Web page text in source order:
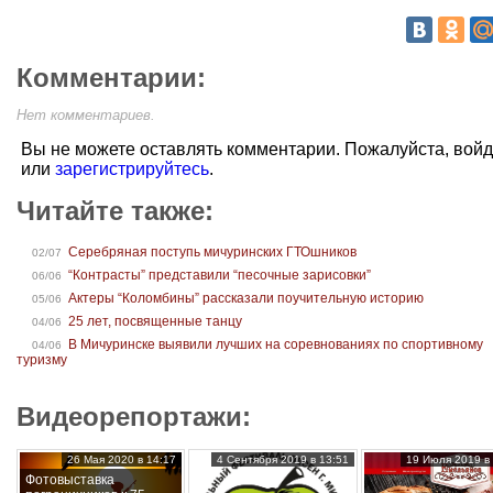
Комментарии:
Нет комментариев.
Вы не можете оставлять комментарии. Пожалуйста,
или зарегистрируйтесь.
Читайте также:
02/07 Серебряная поступь мичуринских ГТОшников
06/06 “Контрасты” представили “песочные зарисовки”
05/06 Актеры “Коломбины” рассказали поучительную историю
04/06 25 лет, посвященные танцу
04/06
В Мичуринске выявили лучших на соревнованиях по спортивному
туризму
Видеорепортажи:
Фотовыставка
26 Мая 2020 в 14:17 4 Сентября 2019 в 13:51 19 Июля 2019 в